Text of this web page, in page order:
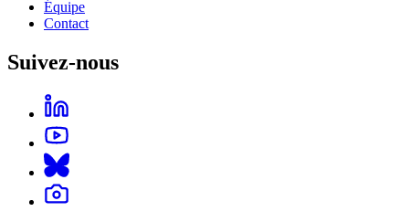
Équipe
Contact
Suivez-nous